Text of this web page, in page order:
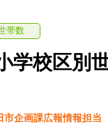
帯数
学校区別
市企画課広報情報担当